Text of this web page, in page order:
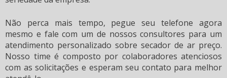
Não perca mais tempo, pegue seu telefone agora
mesmo e fale com um de nossos consultores para um
atendimento personalizado sobre secador de ar preço.
Nosso time é composto por colaboradores atenciosos
com as solicitações e esperam seu contato para melhor